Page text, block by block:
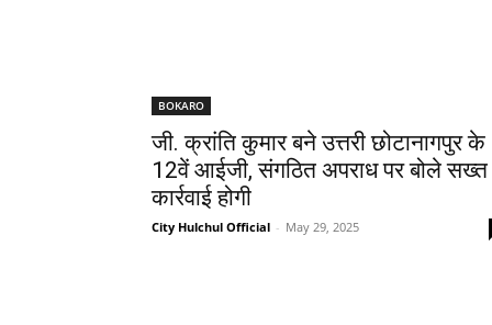
BOKARO
जी. क्रांति कुमार बने उत्तरी छोटानागपुर के
12वें आईजी, संगठित अपराध पर बोले सख्त
कार्रवाई होगी
City Hulchul Official - May 29, 2025